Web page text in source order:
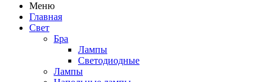
Меню
Главная
Свет
Бра
Лампы
Светодиодные
Лампы